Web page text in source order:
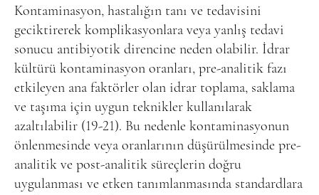
Kontaminasyon, hastalığın tanı ve tedavisini
geciktirerek komplikasyonlara veya yanlış tedavi
sonucu antibiyotik direncine neden olabilir. İdrar
kültürü kontaminasyon oranları, pre-analitik fazı
etkileyen ana faktörler olan idrar toplama, saklama
ve taşıma için uygun teknikler kullanılarak
azaltılabilir (19-21). Bu nedenle kontaminasyonun
önlenmesinde veya oranlarının düşürülmesinde pre-
analitik ve post-analitik süreçlerin doğru
uygulanması ve etken tanımlanmasında standardlara